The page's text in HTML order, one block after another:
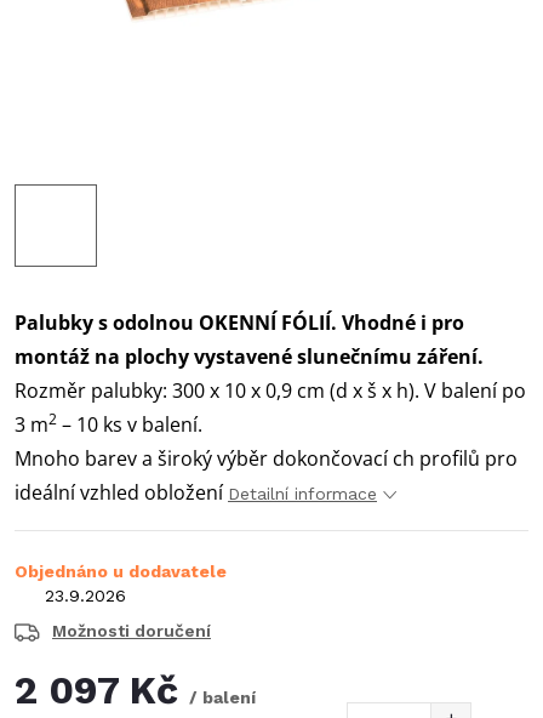
Palubky s odolnou OKENNÍ FÓLIÍ. Vhodné i pro
montáž na plochy vystavené slunečnímu záření.
Rozměr palubky: 300 x 10 x 0,9 cm (d x š x h). V balení po
3 m2 – 10 ks v balení.
Mnoho barev a široký výběr dokončovací ch profilů pro
ideální vzhled obložení Detailní informace
Objednáno u dodavatele
23.9.2026
Možnosti doručení
2 097 Kč
/ balení